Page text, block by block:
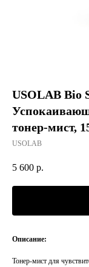
USOLAB Bio
тонер-мист,
USOLAB
5 600 р.
Описание:
Тонер-мист для